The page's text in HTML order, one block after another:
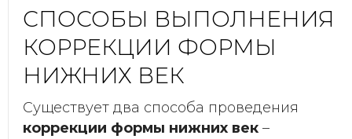
СПОСОБЫ ВЫПОЛНЕНИЯ
КОРРЕКЦИИ ФОРМЫ
НИЖНИХ ВЕК
Существует два способа проведения
коррекции формы нижних век –